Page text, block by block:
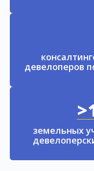
девелоперов
земельных